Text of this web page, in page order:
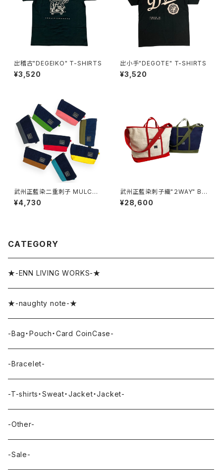
出稽古"DEGEIKO" T-SHIRTS
¥3,520
出小手"DEGOTE" T-SHIRTS
¥3,520
武州正藍染二重刺子 MULCH
POUCH-マルチポーチ-
¥4,730
武州正藍染刺子織"２WAY" BI
Gトートバッグ
¥28,600
CATEGORY
★-ENN LIVING WORKS-★
★-naughty note-★
-Bag・Pouch・Card CoinCase-
-Bracelet-
-T-shirts・Sweat・Jacket・Jacket-
-Other-
-Sale-